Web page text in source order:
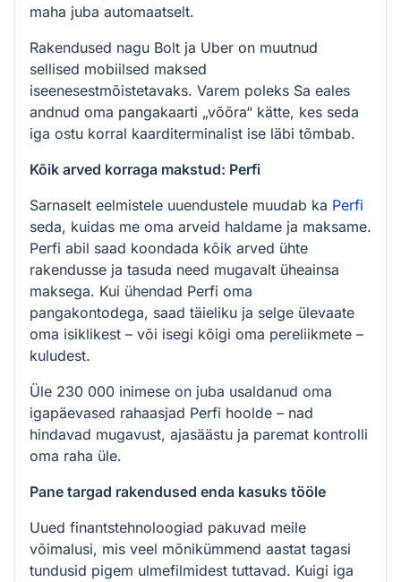
maha juba automaatselt.
Rakendused nagu Bolt ja Uber on muutnud
sellised mobiilsed maksed
iseenesestmõistetavaks. Varem poleks Sa eales
andnud oma pangakaarti „võõra“ kätte, kes seda
iga ostu korral kaarditerminalist ise läbi tõmbab.
Kõik arved korraga makstud: Perfi
Sarnaselt eelmistele uuendustele muudab ka Perfi
seda, kuidas me oma arveid haldame ja maksame.
Perfi abil saad koondada kõik arved ühte
rakendusse ja tasuda need mugavalt üheainsa
maksega. Kui ühendad Perfi oma
pangakontodega, saad täieliku ja selge ülevaate
oma isiklikest – või isegi kõigi oma pereliikmete –
kuludest.
Üle 230 000 inimese on juba usaldanud oma
igapäevased rahaasjad Perfi hoolde – nad
hindavad mugavust, ajasäästu ja paremat kontrolli
oma raha üle.
Pane targad rakendused enda kasuks tööle
Uued finantstehnoloogiad pakuvad meile
võimalusi, mis veel mõnikümmend aastat tagasi
tundusid pigem ulmefilmidest tuttavad. Kuigi iga